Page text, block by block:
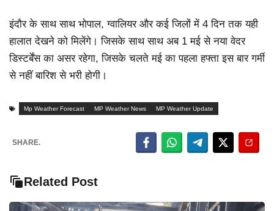
इंदौर के साथ साथ भोपाल, ग्वालियर और कई जिलों में 4 दिन तक यही
हालात देखने को मिलेंगे। जिसके साथ साथ अब 1 मई से नया वेदर
डिस्टर्बेंस का असर रहेगा, जिसके चलते मई का पहला हफ्ता इस बार गर्मी
से नहीं बारिश से भरी होगी।
Mp Weather Forecast MP Weather News MP Weather Update
SHARE.
Related Post